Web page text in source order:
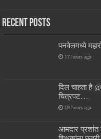
Recent Posts
पनवेलमध्ये
17 hours ago
दिल चाहता है
चित्रपट…
19 hours ago
आमदार प्रशांत